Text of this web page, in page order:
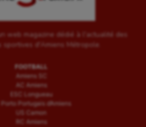
web magazine dédié à l'actualité des
sportives d'Amiens Métropole.
FOOTBALL
Amiens SC
AC Amiens
ESC Longueau
Porto Portugais d’Amiens
US Camon
RC Amiens